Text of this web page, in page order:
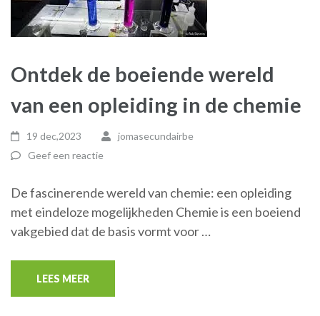
Ontdek de boeiende wereld
van een opleiding in de chemie
19 dec,2023
jomasecundairbe
Geef een reactie
De fascinerende wereld van chemie: een opleiding
met eindeloze mogelijkheden Chemie is een boeiend
vakgebied dat de basis vormt voor …
LEES MEER